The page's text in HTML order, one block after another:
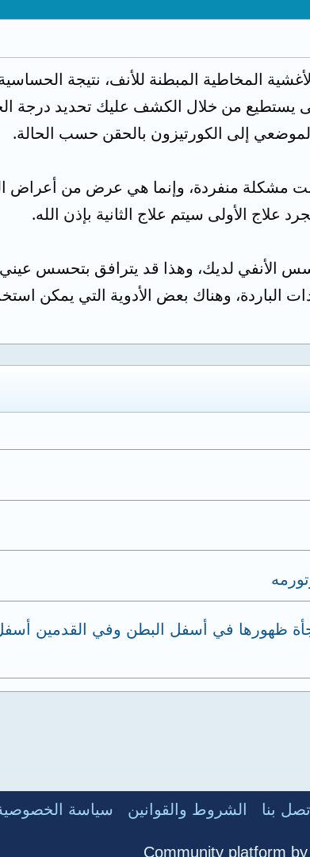
المخاطية المبطنة للأنف، نتيجة
يستطيع من خلال الكشف عليك تحديد درجة
الموضعي إلى الكورتيزون بالحقن حسب الحالة.
مشكلة منفردة، وإنما هي عرض من أعراض
علاج الأولى سيتم علاج الثانية بإذن الله.
الأنفي لديك، وهذا قد يترافق بتحسس
الباردة، وهناك بعض الأدوية التي يمكن
ظهورها في أسفل البطن وفي القدمين
إتصل بنا الشروط والقوانين سياسة
Community platform